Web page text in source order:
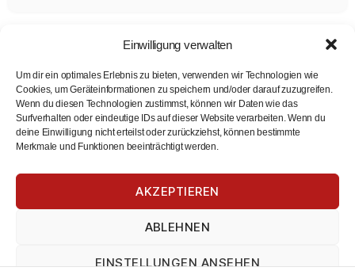
Einwilligung verwalten
Um dir ein optimales Erlebnis zu bieten, verwenden wir Technologien wie
Cookies, um Geräteinformationen zu speichern und/oder darauf zuzugreifen.
Wenn du diesen Technologien zustimmst, können wir Daten wie das
Surfverhalten oder eindeutige IDs auf dieser Website verarbeiten. Wenn du
deine Einwilligung nicht erteilst oder zurückziehst, können bestimmte
Merkmale und Funktionen beeinträchtigt werden.
AKZEPTIEREN
ABLEHNEN
EINSTELLUNGEN ANSEHEN
oder 2026
Bayerisches Rotes Kreuz
Notfallsanitäter/in